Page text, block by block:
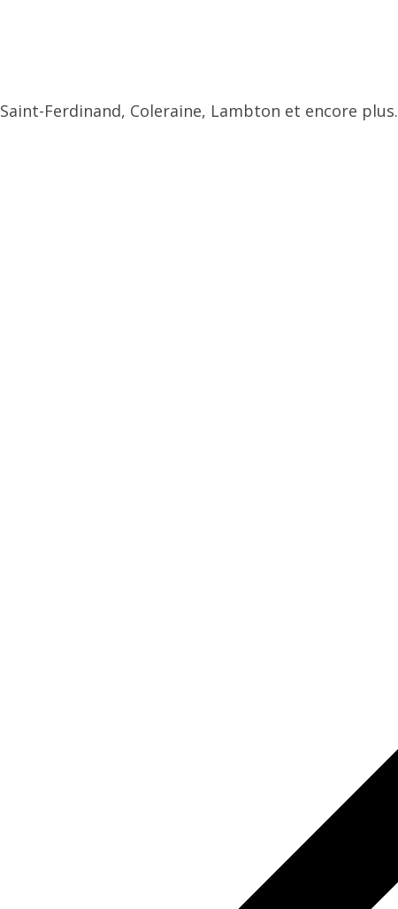
Ferdinand, Coleraine, Lambton et encore plus.